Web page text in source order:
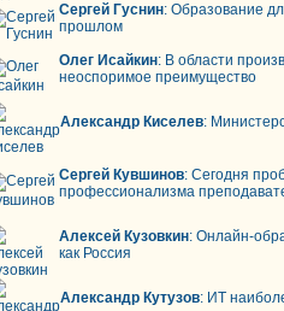
Сергей Гуснин: Образование
прошлом
Олег Исайкин: В области
неоспоримое преимущество
Александр Киселев:
Сергей Кувшинов: Сегодня
профессионализма
Алексей Кузовкин: Онлайн-
как Россия
Александр Кутузов: ИТ